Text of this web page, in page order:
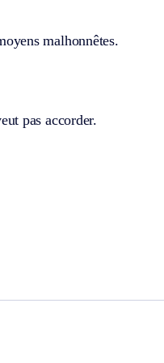
malhonnêtes.
pas accorder.